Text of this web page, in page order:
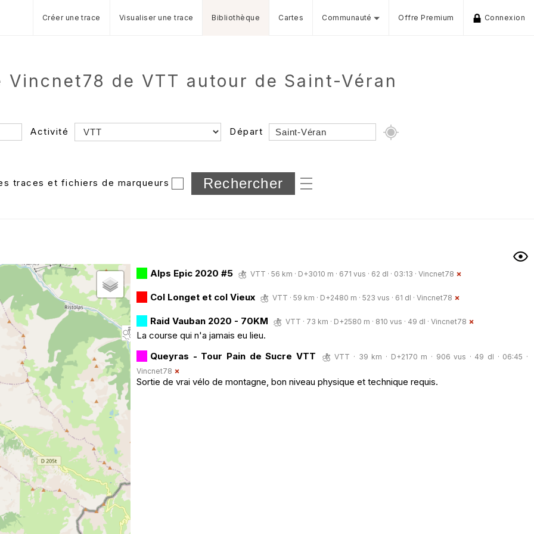
Créer une trace Visualiser une trace Bibliothèque Cartes Communauté Offre Premium Connexion
Vincnet78 de VTT autour de Saint-Véran
Activité Départ
Dossier
et sous-dossiers
traces et fichiers de marqueurs
Alps Epic 2020 #5 VTT · 56 km · D+3010 m · 671 vus · 62 dl · 03:13 · Vincnet78
Col Longet et col Vieux VTT · 59 km · D+2480 m · 523 vus · 61 dl · Vincnet78
Raid Vauban 2020 - 70KM VTT · 73 km · D+2580 m · 810 vus · 49 dl · Vincnet78
La course qui n'a jamais eu lieu.
Queyras - Tour Pain de Sucre VTT
VTT · 39 km · D+2170 m · 906 vus · 49 dl · 06:45 ·
Vincnet78
Sortie de vrai vélo de montagne, bon niveau physique et technique requis.